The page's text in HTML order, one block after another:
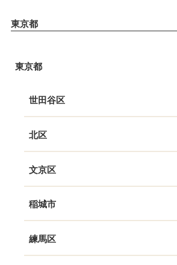
東京都
東京都
世田谷区
北区
文京区
稲城市
練馬区